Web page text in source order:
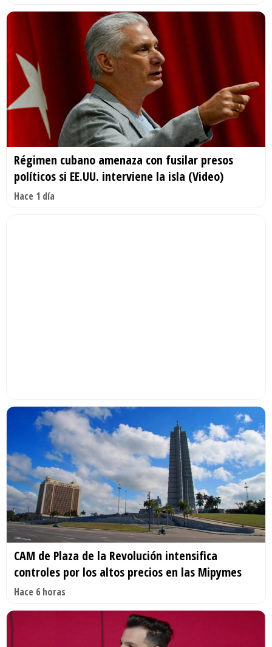
Régimen cubano amenaza con fusilar presos
políticos si EE.UU. interviene la isla (Video)
Hace 1 día
CAM de Plaza de la Revolución intensifica
controles por los altos precios en las Mipymes
Hace 6 horas